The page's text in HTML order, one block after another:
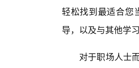
轻松找到最适合您
导，以及与其他学
对于职场人士